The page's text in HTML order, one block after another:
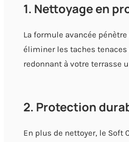
1. Nettoyage en
La formule avancée
éliminer les taches tenaces
redonnant à votre terrasse
2. Protection
En plus de nettoyer, le Soft